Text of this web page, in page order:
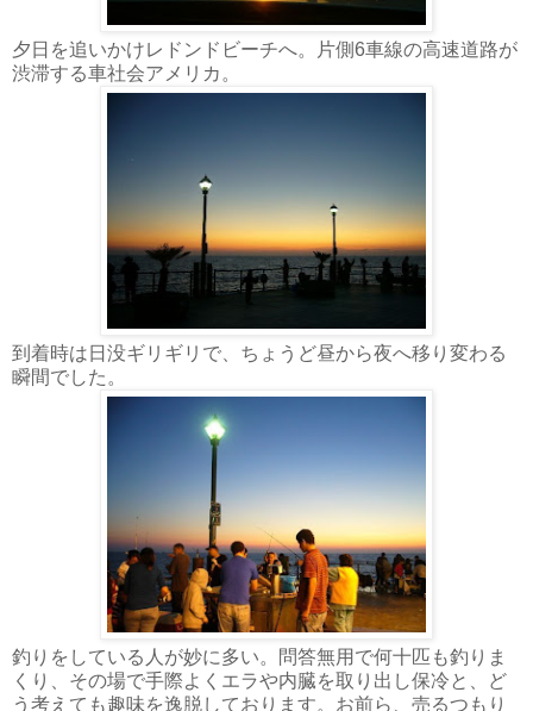
夕日を追いかけレドンドビーチへ。片側6車線の高速道路が
渋滞する車社会アメリカ。
到着時は日没ギリギリで、ちょうど昼から夜へ移り変わる
瞬間でした。
釣りをしている人が妙に多い。問答無用で何十匹も釣りま
くり、その場で手際よくエラや内臓を取り出し保冷と、ど
う考えても趣味を逸脱しております。お前ら、売るつもり